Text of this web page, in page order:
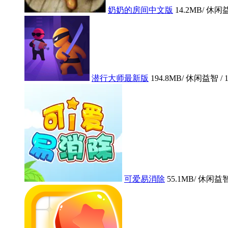
奶奶的房间中文版 14.2MB/ 休闲
潜行大师最新版 194.8MB/ 休闲益智 /
可爱易消除 55.1MB/ 休闲益